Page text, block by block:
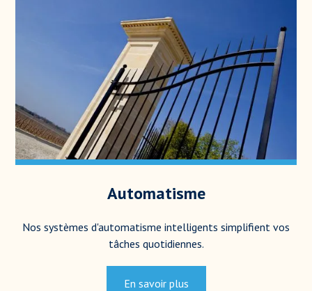
Automatisme
Nos systèmes d'automatisme intelligents simplifient vos
tâches quotidiennes.
En savoir plus